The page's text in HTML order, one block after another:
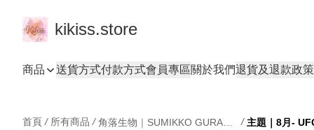
kikiss.store
商品 送貨方式付款方式會員專區關於我們退貨及退款政策
首頁 / 所有商品 / / 主題｜8月-